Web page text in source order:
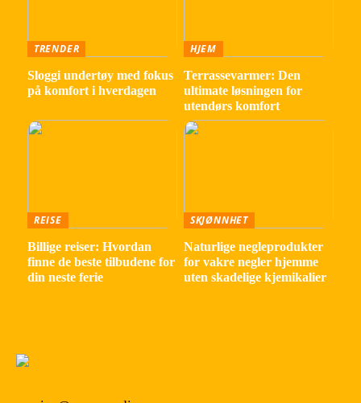
TRENDER
Sloggi undertøy med fokus
på komfort i hverdagen
HJEM
Terrassevarmer: Den
ultimate løsningen for
utendørs komfort
REISE
Billige reiser: Hvordan
finne de beste tilbudene for
din neste ferie
SKJØNNHET
Naturlige negleprodukter
for vakre negler hjemme
uten skadelige kjemikalier